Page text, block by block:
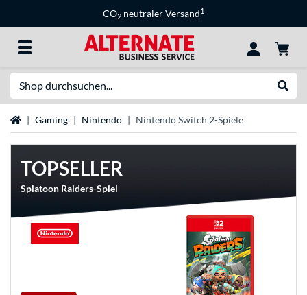
CO2 neutraler Versand1
StartseiteGaming Nintendo Nintendo Switch 2-Spiele
TOPSELLER
Splatoon Raiders-Spiel